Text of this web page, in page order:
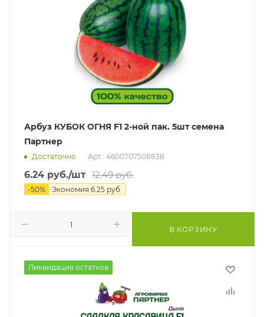
Арбуз КУБОК ОГНЯ F1 2-ной пак. 5шт семена
Партнер
Достаточно Арт.: 4600707508838
6.24 руб./шт 12.49руб.
-50% Экономия 6.25 руб.
В КОРЗИНУ
Ликвидация остатков